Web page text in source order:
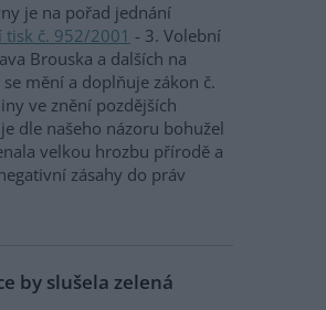
je na pořad jednání
tisk č. 952/2001 - 3. Volební
Brouska a dalších na
mění a doplňuje zákon č.
ve znění pozdějších
dle našeho názoru bohužel
velkou hrozbu přírodě a
zásahy do práv
by slušela zelená